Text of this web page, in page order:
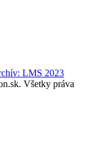
LMS 2023
Všetky práva